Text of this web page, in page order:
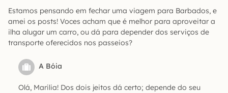
Estamos pensando em fechar uma viagem para Barbados, e
amei os posts! Voces acham que é melhor para aproveitar a
ilha alugar um carro, ou dá para depender dos serviços de
transporte oferecidos nos passeios?
A Bóia
Olá, Marilia! Dos dois jeitos dá certo; depende do seu